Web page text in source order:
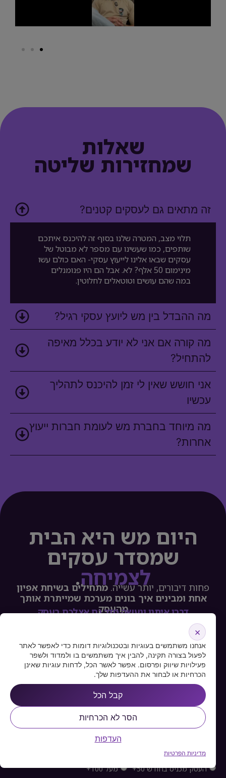
שאלות
שמחזירות שליטה
זה מתאים גם לעסקים קטנים?
תלוי מצב, המטרה שלנו בסוף זה להיכנס איתכם
שותפים, כמו שעשינו עם מספר לא מבוטל של
עסקים שבאו אלינו לייעוץ עסקי- האם כולם עשו
מינימום 50 אלף? לא. אבל הם היו פנומנלים
במה שהם עושים וטוטאלים לחלוטין.
מה ההבדל בין מש ליועץ עסקי רגיל?
מה קורה אם אני לא יודע בכלל מאיפה
להתחיל?
אני חושש שאין לי זמן להיכנס לתהליך
עכשיו
מה מיוחד בחברת מש לעומת חברות ייעוץ
אחרות?
היום מש היא הבית
שמסדר עסקים
לצמיחה. פחות דיבורים, יותר עשייה. מתחילים בשיחת אפיון
אחת ומבינים איך בונים מערכת שמייתרת אותך
מהעסק
דברו איתנו ונעשה סדר גם אצלכם בעסק
העסק מכניס בחודש מתחת ל50 אלף
העסק מכניס בחודש 50+
מעל 100+
×
אנחנו משתמשים בעוגיות ובטכנולוגיות דומות כדי לאפשר לאתר
לפעול בצורה תקינה, להבין איך משתמשים בו ולמדוד ולשפר
פעילויות שיווק ופרסום. אפשר לאשר הכל, לדחות עוגיות שאינן
הכרחיות או לבחור את ההעדפות שלך.
קבל הכל
הסר לא הכרחיות
העדפות
מדיניות הפרטיות